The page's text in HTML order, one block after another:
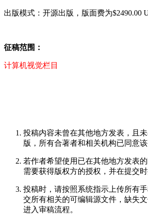
出版模式：开源出版，版面费为$2490.00
征稿范围：
计算机视觉栏目
投稿内容未曾在其他地方发表，且
版，所有合著者和相关机构已同意该
若作者希望使用已在其他地方发表
需要获得版权方的授权，并在提交时
投稿时，请按照系统指示上传所有
交所有相关的可编辑源文件，缺失
进入审稿流程。